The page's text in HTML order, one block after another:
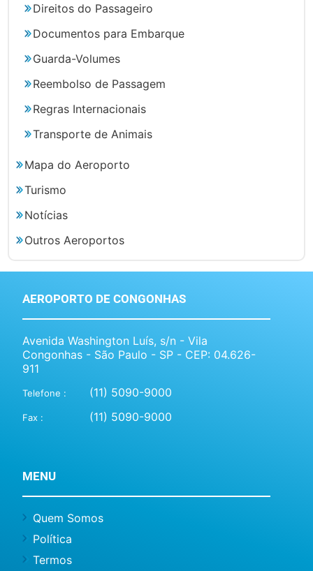
Direitos do Passageiro
Documentos para Embarque
Guarda-Volumes
Reembolso de Passagem
Regras Internacionais
Transporte de Animais
Mapa do Aeroporto
Turismo
Notícias
Outros Aeroportos
AEROPORTO DE CONGONHAS
Avenida Washington Luís, s/n - Vila
Congonhas - São Paulo - SP - CEP: 04.626-
911
Telefone : (11) 5090-9000
Fax : (11) 5090-9000
MENU
Quem Somos
Política
Termos